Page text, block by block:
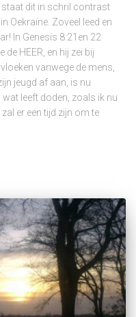
staat dit in schril contrast
Oekraïne. Zoveel leed en
In Genesis 8:21en 22
HEER, en hij zei bij
vanwege de mens,
jeugd af aan, is nu
leeft doden, zoals ik nu
er een tijd zijn om te